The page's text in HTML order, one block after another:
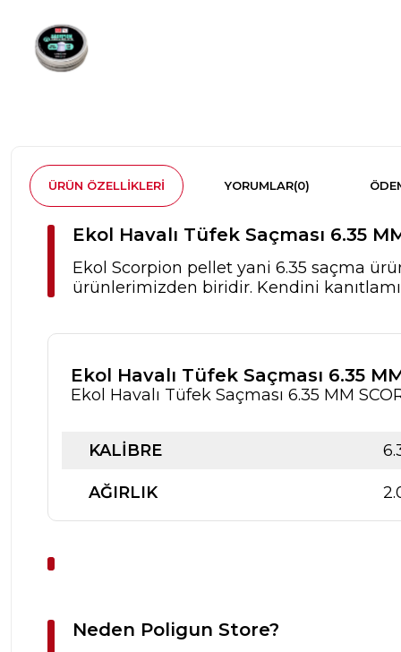
ÜRÜN ÖZELLIKLERI YORUMLAR(0)
Ekol Havalı Tüfek Saçması 6.35
Ekol Scorpion pellet yani 6.35 saçma
ürünlerimizden biridir. Kendini
Ekol Havalı Tüfek Saçması 6.35
Ekol Havalı Tüfek Saçması 6.35 MM
KALIBRE
AĞIRLIK
Neden Poligun Store?